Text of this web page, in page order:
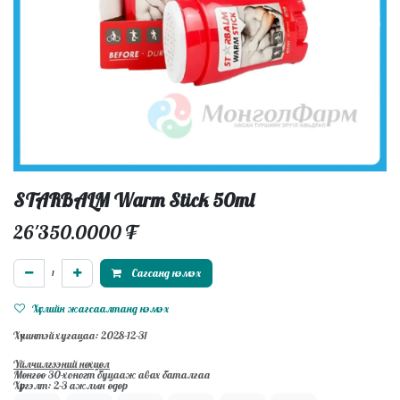
STARBALM Warm Stick 50ml
26'350.0000₮
Сагсанд нэмэх
Хүслийн жагсаалтанд нэмэх
Хүчинтэй хугацаа: 2028-12-31
Үйлчилгээний нөхцөл
Мөнгөө 30-хоногт буцааж авах баталгаа
Хүргэлт: 2-3 ажлын өдөр